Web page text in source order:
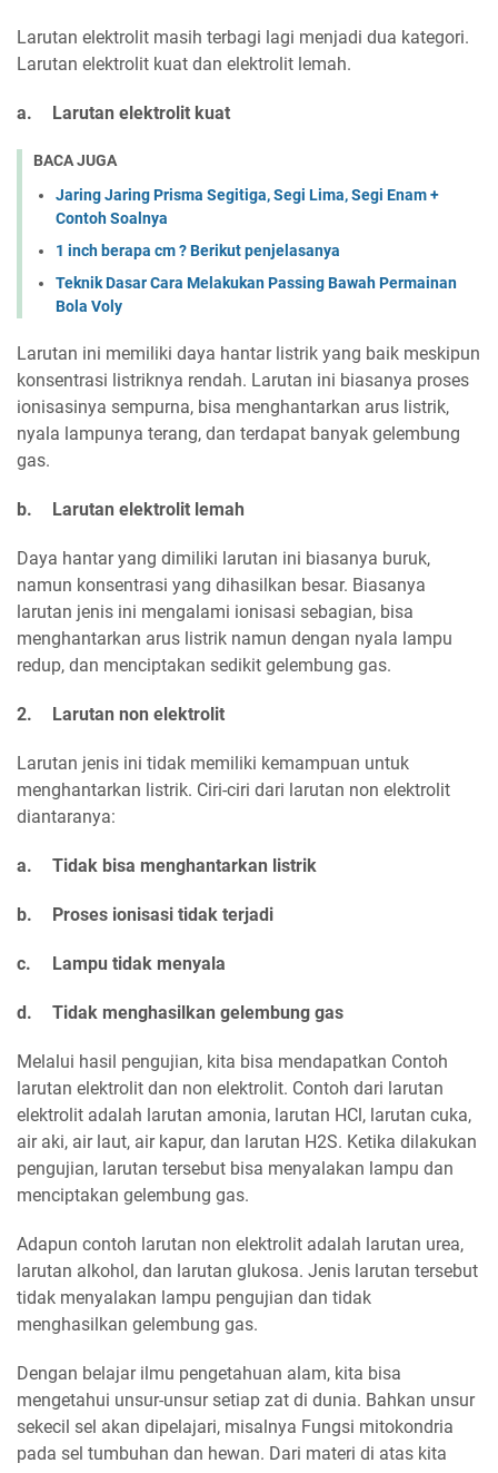
Larutan elektrolit masih terbagi lagi menjadi dua kategori.
Larutan elektrolit kuat dan elektrolit lemah.
a. Larutan elektrolit kuat
BACA JUGA
Jaring Jaring Prisma Segitiga, Segi Lima, Segi Enam +
Contoh Soalnya
1 inch berapa cm ? Berikut penjelasanya
Teknik Dasar Cara Melakukan Passing Bawah Permainan
Bola Voly
Larutan ini memiliki daya hantar listrik yang baik meskipun
konsentrasi listriknya rendah. Larutan ini biasanya proses
ionisasinya sempurna, bisa menghantarkan arus listrik,
nyala lampunya terang, dan terdapat banyak gelembung
gas.
b. Larutan elektrolit lemah
Daya hantar yang dimiliki larutan ini biasanya buruk,
namun konsentrasi yang dihasilkan besar. Biasanya
larutan jenis ini mengalami ionisasi sebagian, bisa
menghantarkan arus listrik namun dengan nyala lampu
redup, dan menciptakan sedikit gelembung gas.
2. Larutan non elektrolit
Larutan jenis ini tidak memiliki kemampuan untuk
menghantarkan listrik. Ciri-ciri dari larutan non elektrolit
diantaranya:
a. Tidak bisa menghantarkan listrik
b. Proses ionisasi tidak terjadi
c. Lampu tidak menyala
d. Tidak menghasilkan gelembung gas
Melalui hasil pengujian, kita bisa mendapatkan Contoh
larutan elektrolit dan non elektrolit. Contoh dari larutan
elektrolit adalah larutan amonia, larutan HCl, larutan cuka,
air aki, air laut, air kapur, dan larutan H2S. Ketika dilakukan
pengujian, larutan tersebut bisa menyalakan lampu dan
menciptakan gelembung gas.
Adapun contoh larutan non elektrolit adalah larutan urea,
larutan alkohol, dan larutan glukosa. Jenis larutan tersebut
tidak menyalakan lampu pengujian dan tidak
menghasilkan gelembung gas.
Dengan belajar ilmu pengetahuan alam, kita bisa
mengetahui unsur-unsur setiap zat di dunia. Bahkan unsur
sekecil sel akan dipelajari, misalnya Fungsi mitokondria
pada sel tumbuhan dan hewan. Dari materi di atas kita